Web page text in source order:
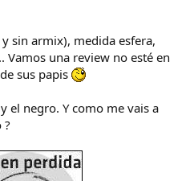
sin armix), medida esfera,
Vamos una review no esté en
sus papis
el negro. Y como me vais a
?